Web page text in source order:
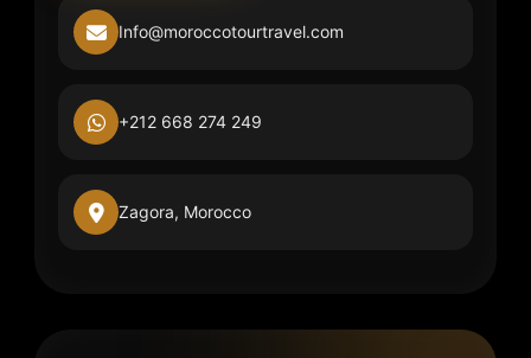
Info@moroccotourtravel.com
+212 668 274 249
Zagora, Morocco